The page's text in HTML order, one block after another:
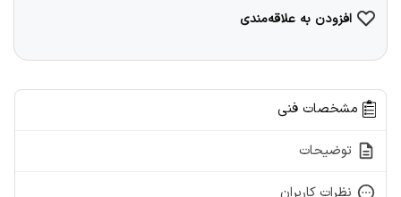
افزودن به علاقه‌مندی
مشخصات فنی
توضیحات